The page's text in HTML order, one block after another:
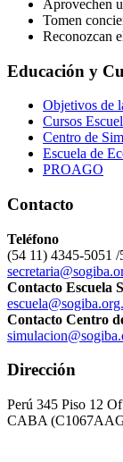
Aprovechen
Tomen
Reconozcan
Educación y
Objetivos de
Cursos
Centro de
Escuela de
PROAGO
Contacto
Teléfono
(54 11) 4345-5051 /
Contacto Escuela
Contacto Centro
Dirección
Perú 345 Piso 12
CABA